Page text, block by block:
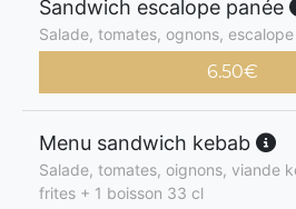
Sandwich escalope panée
Salade, tomates, ognons,
6.50€
Menu sandwich kebab
Salade, tomates, oignons, viande
frites + 1 boisson 33 cl